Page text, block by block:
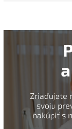
Zriaďujete
svoju
nakúpiť s